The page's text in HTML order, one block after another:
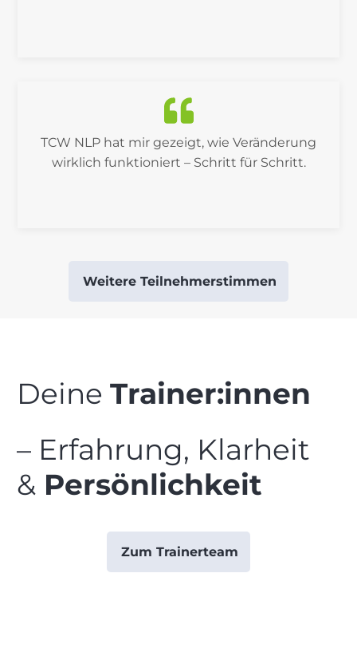
TCW NLP hat mir gezeigt, wie Veränderung
wirklich funktioniert – Schritt für Schritt.
Weitere Teilnehmerstimmen
Deine Trainer:innen
– Erfahrung, Klarheit
& Persönlichkeit
Zum Trainerteam